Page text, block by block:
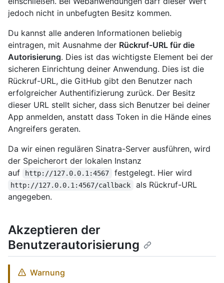
jedoch nicht in unbefugten Besitz kommen.
Du kannst alle anderen Informationen beliebig
eintragen, mit Ausnahme der Rückruf-URL für die
Autorisierung. Dies ist das wichtigste Element bei der
sicheren Einrichtung deiner Anwendung. Dies ist die
Rückruf-URL, die GitHub gibt den Benutzer nach
erfolgreicher Authentifizierung zurück. Der Besitz
dieser URL stellt sicher, dass sich Benutzer bei deiner
App anmelden, anstatt dass Token in die Hände eines
Angreifers geraten.
Da wir einen regulären Sinatra-Server ausführen, wird
der Speicherort der lokalen Instanz
auf
http://127.0.0.1:4567 festgelegt. Hier wird
http://127.0.0.1:4567/callback
als Rückruf-URL
angegeben.
Akzeptieren der
Benutzerautorisierung
Warnung